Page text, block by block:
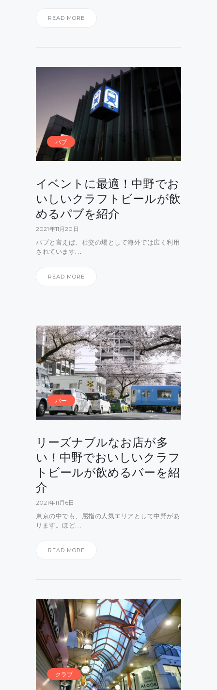
READ MORE
パブ
イベントに最適！中野でお
いしいクラフトビールが飲
めるパブを紹介
2021年11月20日
パブと言えば、社交の場として海外では広く利用
されています…
READ MORE
バー
リーズナブルなお店が多
い！中野でおいしいクラフ
トビールが飲めるバーを紹
介
2021年11月6日
東京の中でも、屈指の人気エリアとして中野があ
ります。ほど…
READ MORE
クラブ